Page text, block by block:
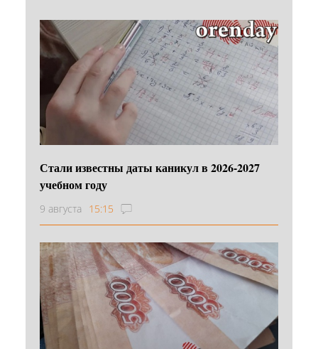
Стали известны даты каникул в 2026-2027
учебном году
9 августа 15:15